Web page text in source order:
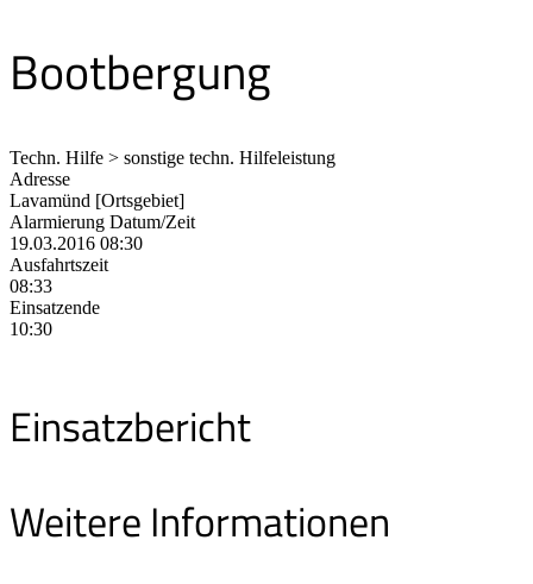
Bootbergung
Techn. Hilfe > sonstige techn. Hilfeleistung
Adresse
Lavamünd [Ortsgebiet]
Alarmierung Datum/Zeit
19.03.2016 08:30
Ausfahrtszeit
08:33
Einsatzende
10:30
Einsatzbericht
Weitere Informationen